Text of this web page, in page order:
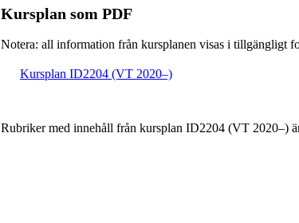
Kursplan som PDF
Notera: all information från kursplanen visas i tillgängligt
Kursplan ID2204 (VT 2020–)
Rubriker med innehåll från kursplan ID2204 (VT 2020–)